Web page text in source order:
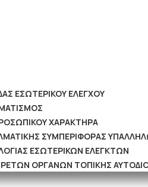
ΕΣΩΤΕΡΙΚΟΥ ΕΛΕΓΧΟΥ
ΧΑΡΑΚΤΗΡΑ
ΣΥΜΠΕΡΙΦΟΡΑΣ
ΕΣΩΤΕΡΙΚΩΝ ΕΛΕΓΚΤΩΝ
ΟΡΓΑΝΩΝ ΤΟΠΙΚΗΣ